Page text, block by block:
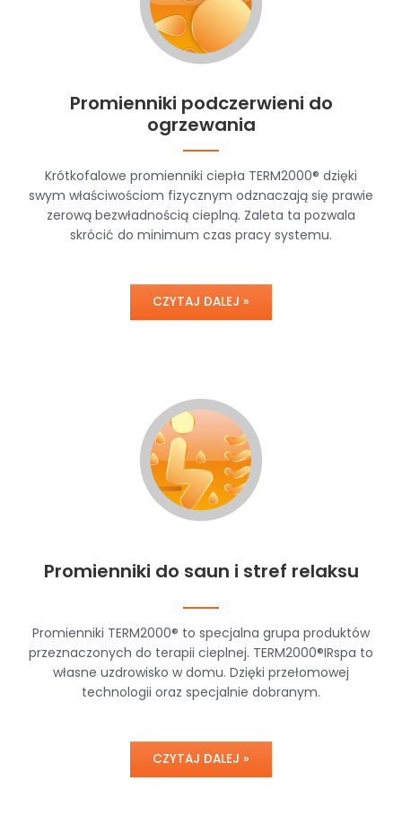
Promienniki podczerwieni do
ogrzewania
Krótkofalowe promienniki ciepła TERM2000® dzięki
swym właściwościom fizycznym odznaczają się prawie
zerową bezwładnością cieplną. Zaleta ta pozwala
skrócić do minimum czas pracy systemu.
CZYTAJ DALEJ »
Promienniki do saun i stref relaksu
Promienniki TERM2000® to specjalna grupa produktów
przeznaczonych do terapii cieplnej. TERM2000®IRspa to
własne uzdrowisko w domu. Dzięki przełomowej
technologii oraz specjalnie dobranym.
CZYTAJ DALEJ »